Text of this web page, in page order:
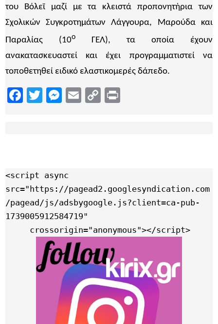
του Βόλεϊ μαζί με τα κλειστά προπονητήρια των
Σχολικών Συγκροτημάτων Λάγγουρα, Μαρούδα και
Παραλίας (10ο
ΓΕΛ), τα οποία έχουν
ανακατασκευαστεί και έχει προγραμματιστεί να
τοποθετηθεί ειδικό ελαστικομερές δάπεδο.
Facebook
TwitterMessenger
EmailCopy
<script async
src="https://pagead2.googlesyndication.com
/pagead/js/adsbygoogle.js?client=ca-pub-
1739005912584719"
     crossorigin="anonymous"></script>